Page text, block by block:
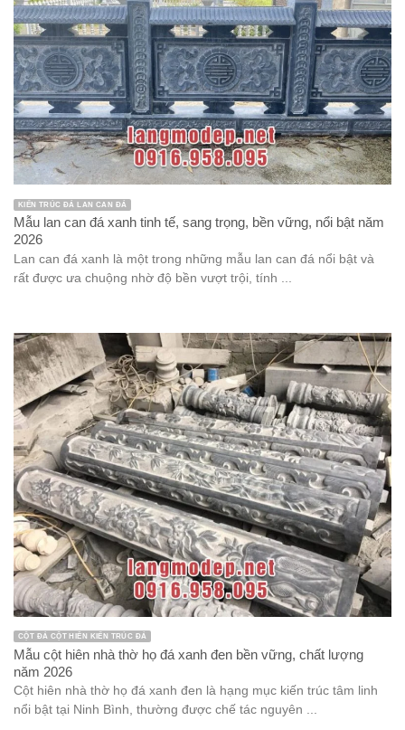
KIẾN TRÚC ĐÁ LAN CAN ĐÁ
Mẫu lan can đá xanh tinh tế, sang trọng, bền vững, nổi bật năm
2026
Lan can đá xanh là một trong những mẫu lan can đá nổi bật và
rất được ưa chuộng nhờ độ bền vượt trội, tính ...
CỘT ĐÁ CỘT HIÊN KIẾN TRÚC ĐÁ
Mẫu cột hiên nhà thờ họ đá xanh đen bền vững, chất lượng
năm 2026
Cột hiên nhà thờ họ đá xanh đen là hạng mục kiến trúc tâm linh
nổi bật tại Ninh Bình, thường được chế tác nguyên ...